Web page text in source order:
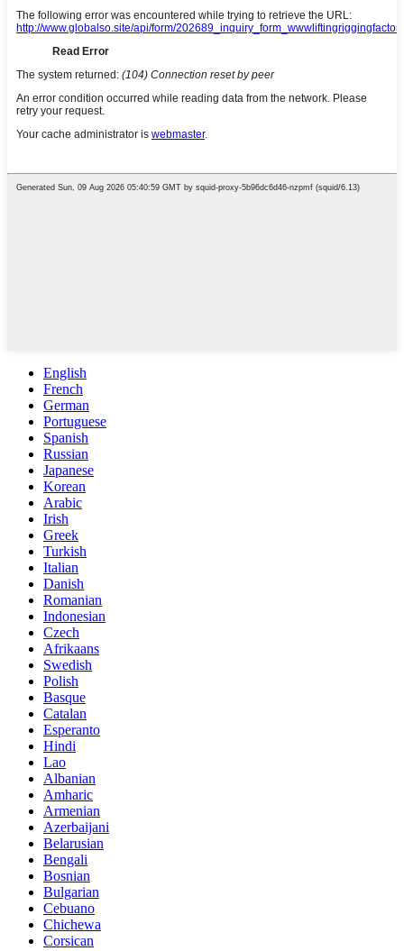
English
French
German
Portuguese
Spanish
Russian
Japanese
Korean
Arabic
Irish
Greek
Turkish
Italian
Danish
Romanian
Indonesian
Czech
Afrikaans
Swedish
Polish
Basque
Catalan
Esperanto
Hindi
Lao
Albanian
Amharic
Armenian
Azerbaijani
Belarusian
Bengali
Bosnian
Bulgarian
Cebuano
Chichewa
Corsican